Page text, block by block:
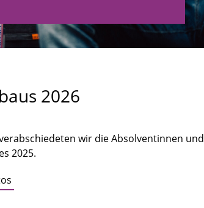
2026
wir die Absolventinnen und
2025.